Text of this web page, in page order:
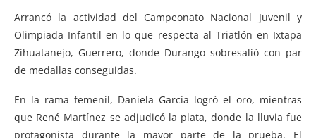
Arrancó la actividad del Campeonato Nacional Juvenil y
Olimpiada Infantil en lo que respecta al Triatlón en Ixtapa
Zihuatanejo, Guerrero, donde Durango sobresalió con par
de medallas conseguidas.
En la rama femenil, Daniela García logró el oro, mientras
que René Martínez se adjudicó la plata, donde la lluvia fue
protagonista durante la mayor parte de la prueba. El